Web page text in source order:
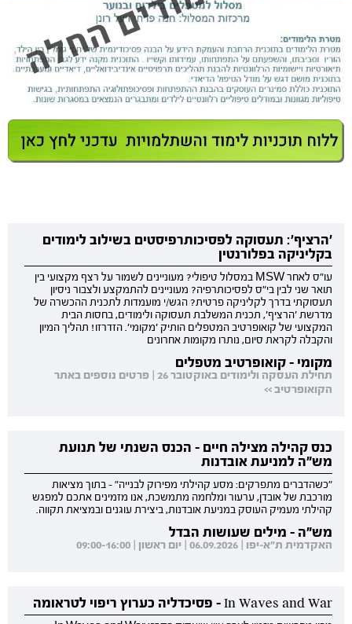
'הרציף': תעסוקה לפסיכותרפיסטים בשילוב לימודים
בקליניקה בפלורנטין
עו"ס לאחר MSW במסלול טיפולי? מעוניינים לשמור על רצף מקצועי בין
תואר שני לבין בי"ס לפסיכותרפיה? מעוניינים להתמקצע ולצבור ניסיון
תעסוקתי בדרך לקליניקה פרטית? הגש/י מועמדות לתכנית ההכשרה של
מדרשת 'הרציף', תכנית המשלבת תעסוקה ולימודים, בחסות הבית
המקצועי של קואופרטיב המטפלים הותיק 'מקומי'. הזדרזו! תהליך המיון
והקבלה לקראת סיום, נותרו מקומות אחרונים
מקומי - קואופרטיב מטפלים
תחילת העסקה ולימודים באוקטובר 26 | פרטים נוספים באתר
הקואופרטיב >>
כנס קהילה מצילה חיים - הכנס השנתי של תנועת
מש"ה למניעת אובדנות
"כשהדברים מתפרקים: מסע קהילתי מפירוק לבנייה" - בתוך מציאות
מורכבת של אובדן, ערעור ומלחמה מתמשכת, אנו מזמינים אתכם למפגש
קהילתי מעמיק העוסק במניעת אובדנות, ביצירת עוגנים ובמציאת תקווה.
מש"ה - מילים שעושות הבדל
האקדמית ת"א-יפו | 06.09.2026 | יום ראשון | 09:00-16:00
In Waves and War - פסיכדליה כערוץ ריפוי לטראומה